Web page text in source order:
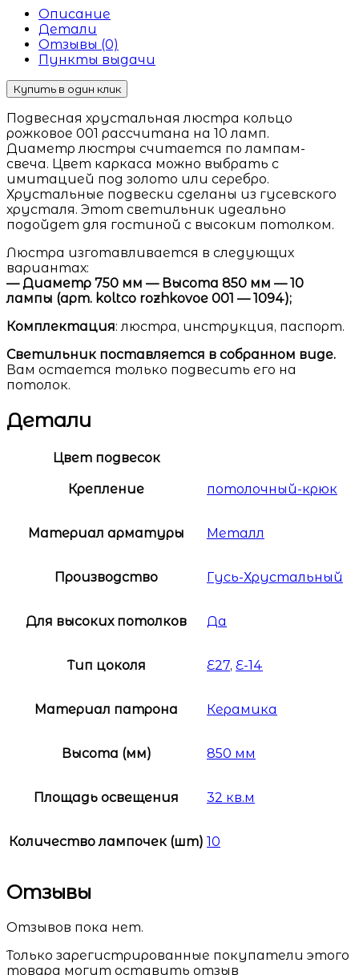
Описание
Детали
Отзывы (0)
Пункты выдачи
Купить в один клик
Подвесная хрустальная люстра кольцо
рожковое 001 рассчитана на 10 ламп.
Диаметр люстры считается по лампам-
свеча. Цвет каркаса можно выбрать с
имитацией под золото или серебро.
Хрустальные подвески сделаны из гусевского
хрусталя. Этот светильник идеально
подойдет для гостиной с высоким потолком.
Люстра изготавливается в следующих
вариантах:
— Диаметр 750 мм — Высота 850 мм — 10
лампы (арт. koltco rozhkovoe 001 — 1094);
Комплектация: люстра, инструкция, паспорт.
Светильник поставляется в собранном виде.
Вам остается только подвесить его на
потолок.
Детали
Цвет подвесок
Крепление потолочный-крюк
Материал арматуры Металл
Производство Гусь-Хрустальный
Для высоких потолков Да
Тип цоколя E27, Е-14
Материал патрона Керамика
Высота (мм) 850 мм
Площадь освещения 32 кв.м
Количество лампочек (шт) 10
Отзывы
Отзывов пока нет.
Только зарегистрированные покупатели этого
товара могут оставить отзыв